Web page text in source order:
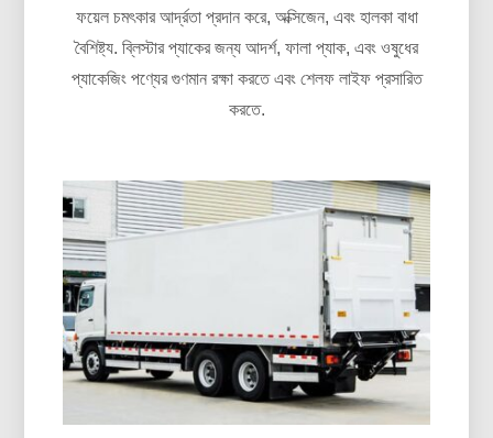
ফয়েল চমৎকার আর্দ্রতা প্রদান করে, অক্সিজেন, এবং হালকা বাধা
বৈশিষ্ট্য. ব্লিস্টার প্যাকের জন্য আদর্শ, ফালা প্যাক, এবং ওষুধের
প্যাকেজিং পণ্যের গুণমান রক্ষা করতে এবং শেলফ লাইফ প্রসারিত
করতে.